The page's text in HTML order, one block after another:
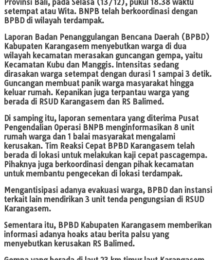
Provinsi Bali, pada Selasa (13/12), pukul 18.38 waktu
setempat atau Wita. BNPB telah berkoordinasi dengan
BPBD di wilayah terdampak.
Laporan Badan Penanggulangan Bencana Daerah (BPBD)
Kabupaten Karangasem menyebutkan warga di dua
wilayah kecamatan merasakan guncangan gempa, yaitu
Kecamatan Kubu dan Manggis. Intensitas sedang
dirasakan warga setempat dengan durasi 1 sampai 3 detik.
Guncangan membuat panik warga masyarakat hingga
keluar rumah. Kepanikan juga terpantau warga yang
berada di RSUD Karangasem dan RS Balimed.
Di samping itu, laporan sementara yang diterima Pusat
Pengendalian Operasi BNPB menginformasikan 8 unit
rumah warga dan 1 balai masyarakat mengalami
kerusakan. Tim Reaksi Cepat BPBD Karangasem telah
berada di lokasi untuk melakukan kaji cepat pascagempa.
Pihaknya juga berkoordinasi dengan pihak kecamatan
untuk membantu pengecekan di lokasi terdampak.
Mengantisipasi adanya evakuasi warga, BPBD dan instansi
terkait lain mendirikan 3 unit tenda pengungsian di RSUD
Karangasem.
Sementara itu, BPBD Kabupaten Karangasem memberikan
informasi adanya hoaks atau berita palsu yang
menyebutkan kerusakan RS Balimed.